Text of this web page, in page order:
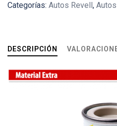
Categorías: Autos Revell,
DESCRIPCIÓN